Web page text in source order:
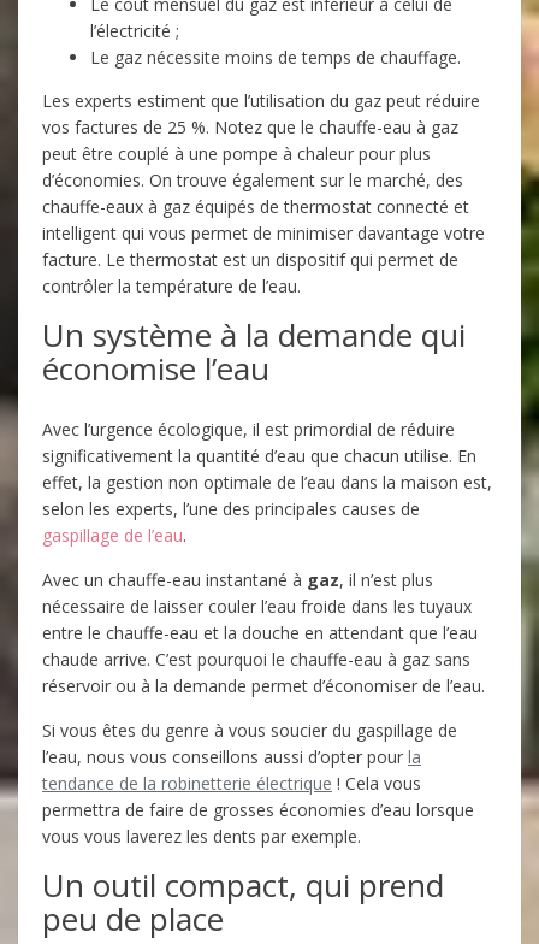
l’électricité ;
Le gaz nécessite moins de temps de chauffage.
Les experts estiment que l’utilisation du gaz peut réduire
vos factures de 25 %. Notez que le chauffe-eau à gaz
peut être couplé à une pompe à chaleur pour plus
d’économies. On trouve également sur le marché, des
chauffe-eaux à gaz équipés de thermostat connecté et
intelligent qui vous permet de minimiser davantage votre
facture. Le thermostat est un dispositif qui permet de
contrôler la température de l’eau.
Un système à la demande qui
économise l’eau
Avec l’urgence écologique, il est primordial de réduire
significativement la quantité d’eau que chacun utilise. En
effet, la gestion non optimale de l’eau dans la maison est,
selon les experts, l’une des principales causes de
gaspillage de l’eau.
Avec un chauffe-eau instantané à gaz, il n’est plus
nécessaire de laisser couler l’eau froide dans les tuyaux
entre le chauffe-eau et la douche en attendant que l’eau
chaude arrive. C’est pourquoi le chauffe-eau à gaz sans
réservoir ou à la demande permet d’économiser de l’eau.
Si vous êtes du genre à vous soucier du gaspillage de
l’eau, nous vous conseillons aussi d’opter pour la
tendance de la robinetterie électrique ! Cela vous
permettra de faire de grosses économies d’eau lorsque
vous vous laverez les dents par exemple.
Un outil compact, qui prend
peu de place